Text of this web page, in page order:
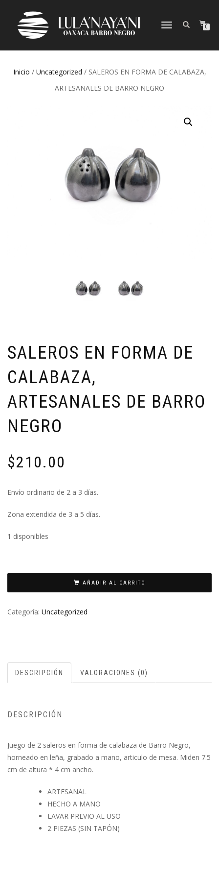
CAMBIAR
0
Inicio / Uncategorized / SALEROS EN FORMA DE CALABAZA,
ARTESANALES DE BARRO NEGRO
SALEROS EN FORMA DE
CALABAZA,
ARTESANALES DE BARRO
NEGRO
$210.00
Envío ordinario de 2 a 3 días.
Zona extendida de 3 a 5 días.
1 disponibles
AÑADIR AL CARRITO
Categoría: Uncategorized
DESCRIPCIÓN VALORACIONES (0)
DESCRIPCIÓN
Juego de 2 saleros en forma de calabaza de Barro Negro,
horneado en leña, grabado a mano, articulo de mesa. Miden 7.5
cm de altura * 4 cm ancho.
ARTESANAL
HECHO A MANO
LAVAR PREVIO AL USO
2 PIEZAS (SIN TAPÓN)